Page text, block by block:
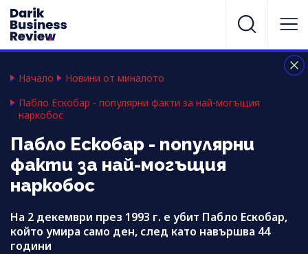
Начало
Новини от миналото
Пабло Ескобар - популярни факти за най-могъщия
наркобос
Пабло Ескобар - популярни
факти за най-могъщия
наркобос
На 2 декември през 1993 г. е убит Пабло Ескобар,
който умира само ден, след като навършва 44
години